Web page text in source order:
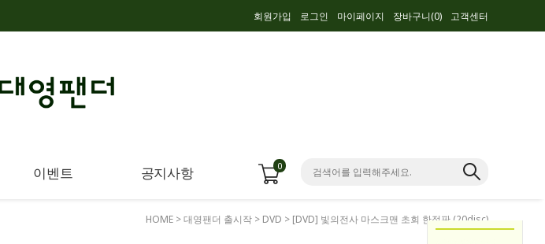
회원가입 로그인 마이페이지 장바구니(0) 고객센터
이벤트 공지사항 0
HOME >대영팬더 출시작 > DVD > [DVD] 빛의전사 마스크맨 초회 한정판 (20disc)